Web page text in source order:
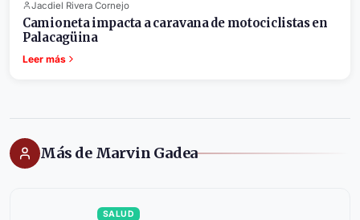
Jacdiel Rivera Cornejo
Camioneta impacta a caravana de motociclistas en
Palacagüina
Leer más
Más de Marvin Gadea
SALUD